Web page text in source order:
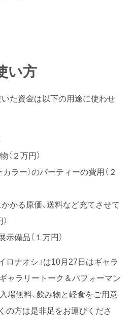
い方
た資金は以下の用途に使わせ
２万円）
カラー）のパーティーの費用（２
かる原価、送料など充てさせて
備品（１万円）
ロナオシ」は10月27日はギャラ
ャラリートーク＆パフォーマン
場無料、飲み物と軽食をご用意
の方は是非足をお運びくださ